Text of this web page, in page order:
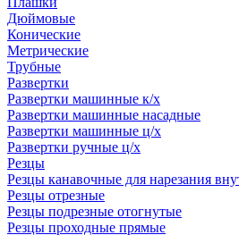
Дюймовые
Конические
Метрические
Трубные
Развертки
Развертки машинные к/х
Развертки машинные насадные
Развертки машинные ц/х
Развертки ручные ц/х
Резцы
Резцы канавочные для нарезания
Резцы отрезные
Резцы подрезные отогнутые
Резцы проходные прямые